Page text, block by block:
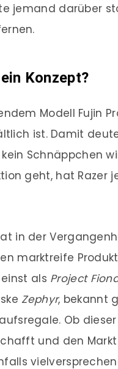
jemand darüber
Konzept?
Modell Fujin
ist. Damit
Schnäppchen
geht, hat Razer
in der
marktreife
als Project
Zephyr, bekannt
Ob
und den